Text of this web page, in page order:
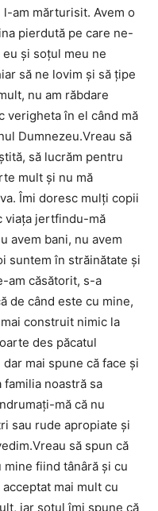
am mărturisit. Avem o
pierdută pe care ne-
şi soţul meu ne
să ne lovim şi să ţipe
nu am răbdare
verigheta în el când mă
Dumnezeu.Vreau să
să lucrăm pentru
mult şi nu mă
Îmi doresc mulți copii
viața jertfindu-mă
avem bani, nu avem
suntem în străinătate şi
am căsătorit, s-a
de când este cu mine,
construit nimic la
des păcatul
mai spune că face şi
familia noastră sa
mă că nu
sau rude apropiate şi
să spun că
fiind tânâră şi cu
mai mult cu
iar soțul îmi spune că